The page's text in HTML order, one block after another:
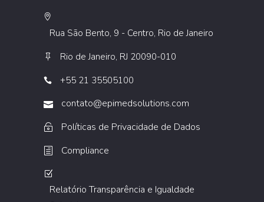
Rua São Bento, 9 - Centro, Rio de Janeiro
Rio de Janeiro, RJ 20090-010
+55 21 35505100
contato@epimedsolutions.com
Políticas de Privacidade de Dados
Compliance
Relatório Transparência e Igualdade